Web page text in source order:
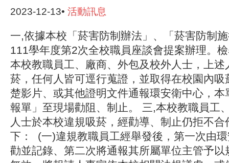
2023-12-13• 活動訊息
一,依據本校「菸害防制辦法」、「菸害防制
111學年度第2次全校職員座談會提案辦理。
本校教職員工、廠商、外包及校外人士，上述
菸，任何人皆可逕行蒐證，並取得在校園內吸
楚影片、或其他證明文件通報環安衛中心，本
報單」至現場勸阻、制止。 三,本校教職員工
人士於本校違規吸菸，經勸導、制止仍拒不
下： (一)違規教職員工經舉發後，第一次由
勸並記錄、第二次將通報其所屬單位主管予